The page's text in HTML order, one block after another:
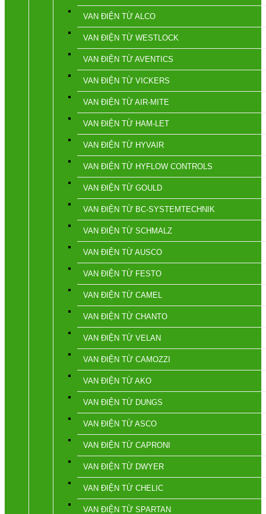
VAN ĐIỆN TỪ ALCO
VAN ĐIỆN TỪ WESTLOCK
VAN ĐIỆN TỪ AVENTICS
VAN ĐIỆN TỪ VICKERS
VAN ĐIỆN TỪ AIR-MITE
VAN ĐIỆN TỪ HAM-LET
VAN ĐIỆN TỪ HYVAIR
VAN ĐIỆN TỪ HYFLOW CONTROLS
VAN ĐIỆN TỪ GOULD
VAN ĐIỆN TỪ BC-SYSTEMTECHNIK
VAN ĐIỆN TỪ SCHMALZ
VAN ĐIỆN TỪ AUSCO
VAN ĐIỆN TỪ FESTO
VAN ĐIỆN TỪ CAMEL
VAN ĐIỆN TỪ CHANTO
VAN ĐIỆN TỪ VELAN
VAN ĐIỆN TỪ CAMOZZI
VAN ĐIỆN TỪ AKO
VAN ĐIỆN TỪ DUNGS
VAN ĐIỆN TỪ ASCO
VAN ĐIỆN TỪ CAPRONI
VAN ĐIỆN TỪ DWYER
VAN ĐIỆN TỪ CHELIC
VAN ĐIỆN TỪ SPARTAN